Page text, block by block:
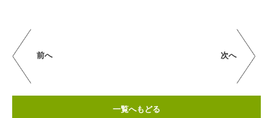
前へ 次へ
一覧へもどる